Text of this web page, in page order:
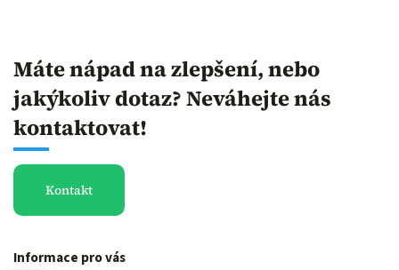
Máte nápad na zlepšení, nebo
jakýkoliv dotaz? Neváhejte nás
kontaktovat!
Kontakt
Informace pro vás